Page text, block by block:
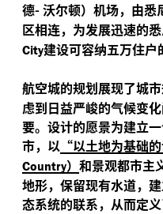
德-沃尔顿）机场，由悉
区相连，为发展迅速的
City建设可容纳五万住户
航空城的规划展现了城
虑到日益严峻的气候变
要。设计的愿景为建立
市，以 “以土地为基础
Country） 和景观都市主
地形，保留现有水道，
态系统的联系，从而定